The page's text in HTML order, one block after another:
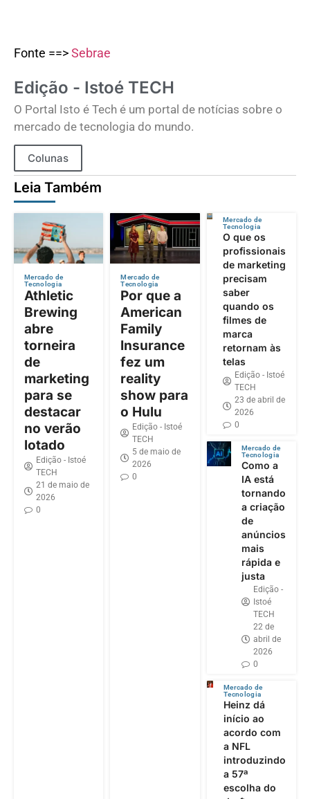
Fonte ==>Sebrae
Edição - Istoé TECH
O Portal Isto é Tech é um portal de notícias sobre o
mercado de tecnologia do mundo.
Colunas
Leia Também
Mercado de
Tecnologia
Athletic
Brewing
abre
torneira
de
marketing
para se
destacar
no verão
lotado
Edição - Istoé
TECH
21 de maio de
2026
0
Mercado de
Tecnologia
Por que a
American
Family
Insurance
fez um
reality
show para
o Hulu
Edição - Istoé
TECH
5 de maio de
2026
0
Mercado de
Tecnologia
O que os
profissionais
de marketing
precisam
saber
quando os
filmes de
marca
retornam às
telas
Edição - Istoé
TECH
23 de abril de
2026
0
Mercado de
Tecnologia
Como a
IA está
tornando
a criação
de
anúncios
mais
rápida e
justa
Edição -
Istoé
TECH
22 de
abril de
2026
0
Mercado de
Tecnologia
Heinz dá
início ao
acordo com
a NFL
introduzindo
a 57ª
escolha do